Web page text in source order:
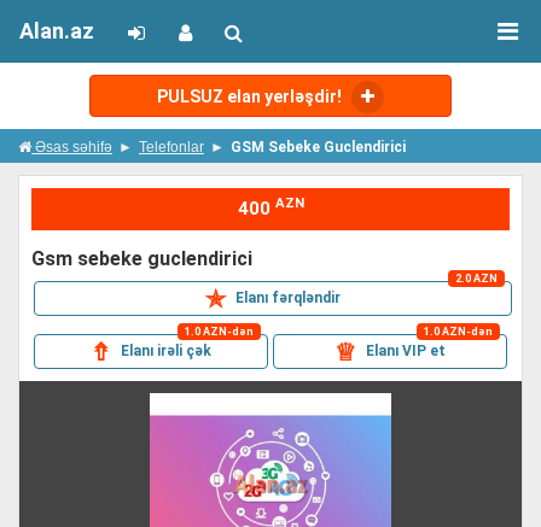
PULSUZ elan yerləşdir!
Alan.az
Əsas səhifə Telefonlar GSM Sebeke Guclendirici
400 AZN
gsm sebeke guclendirici
✯ Elanı fərqləndir
2.0 AZN
⇮ Elanı irəli çək
1.0 AZN-dən
♕ Elanı VIP et
1.0 AZN-dən